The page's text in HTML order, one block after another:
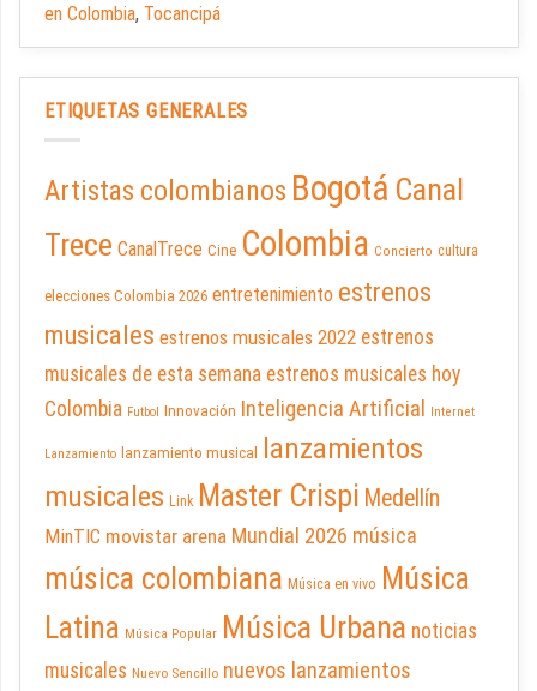
en Colombia, Tocancipá
ETIQUETAS GENERALES
Artistas colombianos Bogotá Canal
Trece CanalTrece Cine Colombia Concierto cultura
elecciones Colombia 2026 entretenimiento estrenos
musicales estrenos musicales 2022 estrenos
musicales de esta semana estrenos musicales hoy
Colombia Futbol Innovación Inteligencia Artificial Internet
Lanzamiento lanzamiento musical
lanzamientos
musicales Link Master Crispi Medellín
MinTIC movistar arena Mundial 2026 música
música colombiana Música en vivo Música
Latina Música Popular Música Urbana noticias
musicales Nuevo Sencillo nuevos lanzamientos